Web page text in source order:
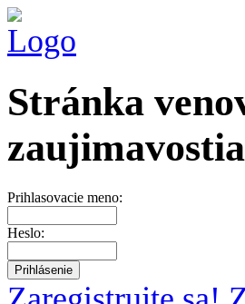
Stránka
Prihlasovacie meno:
Heslo: